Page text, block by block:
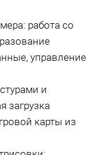
работа со
управление
и
загрузка
карты из